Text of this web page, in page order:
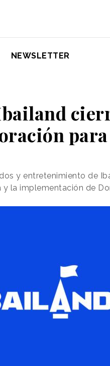
NEWSLETTER
para
y entretenimiento de
la implementación de